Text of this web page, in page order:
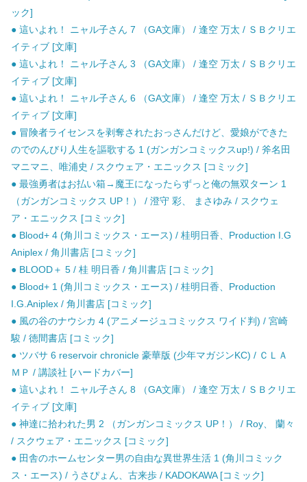
ック]
● 這いよれ！ ニャル子さん 7 （GA文庫） / 逢空 万太 / ＳＢクリエ
イティブ [文庫]
● 這いよれ！ ニャル子さん 3 （GA文庫） / 逢空 万太 / ＳＢクリエ
イティブ [文庫]
● 這いよれ！ ニャル子さん 6 （GA文庫） / 逢空 万太 / ＳＢクリエ
イティブ [文庫]
● 冒険者ライセンスを剥奪されたおっさんだけど、愛娘ができた
のでのんびり人生を謳歌する 1 (ガンガンコミックスup!) / 斧名田
マニマニ、唯浦史 / スクウェア・エニックス [コミック]
● 最強勇者はお払い箱→魔王になったらずっと俺の無双ターン 1
（ガンガンコミックス UP！） / 澄守 彩、 まさゆみ / スクウェ
ア・エニックス [コミック]
● Blood+ 4 (角川コミックス・エース) / 桂明日香、Production I.G
Aniplex / 角川書店 [コミック]
● BLOOD＋ 5 / 桂 明日香 / 角川書店 [コミック]
● Blood+ 1 (角川コミックス・エース) / 桂明日香、Production
I.G.Aniplex / 角川書店 [コミック]
● 風の谷のナウシカ 4 (アニメージュコミックス ワイド判) / 宮崎
駿 / 徳間書店 [コミック]
● ツバサ 6 reservoir chronicle 豪華版 (少年マガジンKC) / ＣＬＡ
ＭＰ / 講談社 [ハードカバー]
● 這いよれ！ ニャル子さん 8 （GA文庫） / 逢空 万太 / ＳＢクリエ
イティブ [文庫]
● 神達に拾われた男 2 （ガンガンコミックス UP！） / Roy、 蘭々
/ スクウェア・エニックス [コミック]
● 田舎のホームセンター男の自由な異世界生活 1 (角川コミック
ス・エース) / うさぴょん、古来歩 / KADOKAWA [コミック]